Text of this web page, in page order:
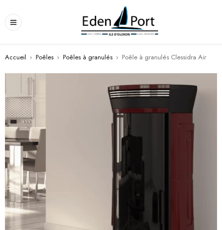
Accueil › Poêles › Poêles à granulés › Poêle à granulés Clessidra Air